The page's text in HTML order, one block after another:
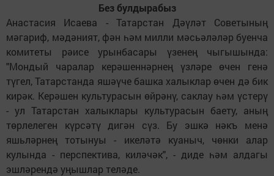
Без булдырабыз
Анастасия Исаева - Татарстан Дәүләт Советының
мәгариф, мәдәният, фән һәм милли мәсьәләләр буенча
комитеты рәисе урынбасары үзенең чыгышында:
"Мондый чаралар керәшеннәрнең үзләре өчен генә
түгел, Татарстанда яшәүче башка халыклар өчен дә бик
кирәк. Керәшен культурасын өйрәнү, саклау һәм үстерү
- ул Татарстан халыклары культурасын баету, аның
төрлелеген күрсәтү дигән сүз. Бу эшкә нәкъ менә
яшьләрнең тотынуы - икеләтә куаныч, чөнки алар
кулында - перспектива, киләчәк", - диде һәм алдагы
эшләрендә уңышлар теләде.